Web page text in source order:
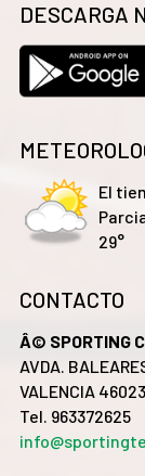
DESCARGA
El
29°
CONTACTO
Â© SPORTING
AVDA.
VALENCIA
Tel. 963372625